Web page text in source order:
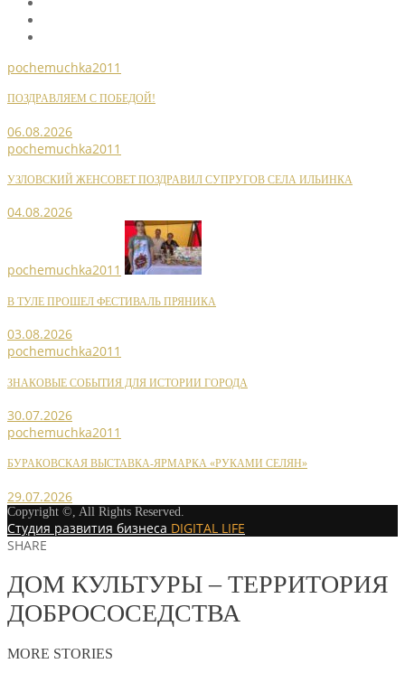
pochemuchka2011
ПОЗДРАВЛЯЕМ С ПОБЕДОЙ!
06.08.2026
pochemuchka2011
УЗЛОВСКИЙ ЖЕНСОВЕТ ПОЗДРАВИЛ СУПРУГОВ СЕЛА ИЛЬИНКА
04.08.2026
pochemuchka2011
В ТУЛЕ ПРОШЕЛ ФЕСТИВАЛЬ ПРЯНИКА
03.08.2026
pochemuchka2011
ЗНАКОВЫЕ СОБЫТИЯ ДЛЯ ИСТОРИИ ГОРОДА
30.07.2026
pochemuchka2011
БУРАКОВСКАЯ ВЫСТАВКА-ЯРМАРКА «РУКАМИ СЕЛЯН»
29.07.2026
Copyright ©, All Rights Reserved.
Студия развития бизнеса DIGITAL LIFE
SHARE
ДОМ КУЛЬТУРЫ – ТЕРРИТОРИЯ
ДОБРОСОСЕДСТВА
MORE STORIES